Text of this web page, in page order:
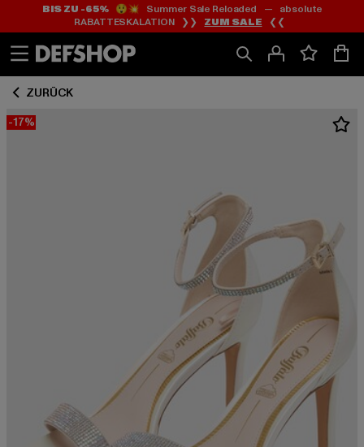
Zum
Inhalt
springen
Zum
Fußzeile
springen
BIS ZU -65%😲💥 Summer Sale Reloaded — absolute
RABATTESKALATION ❯❯ ZUM SALE ❮❮
ZURÜCK
-17%